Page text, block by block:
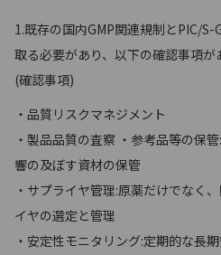
1.既存の国内GMP関連規制とPIC/
取る必要があり、以下の確認事項が
(確認事項)
・品質リスクマネジメント
・製品品質の査察 ・参考品等の保
響の及ぼす資材の保管
・サプライヤ管理:原薬だけでなく
イヤの選定と管理
・安定性モニタリング:定期的な長